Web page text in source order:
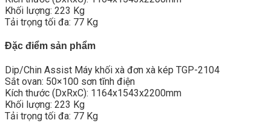
Khối lượng: 223 Kg
Tải trọng tối đa: 77 Kg
Đặc điểm sản phẩm
Dip/Chin Assist Máy khối xà đơn xà kép TGP-2104
Sắt ovan: 50×100 sơn tĩnh điện
Kích thước (DxRxC): 1164x1543x2200mm
Khối lượng: 223 Kg
Tải trọng tối đa: 77 Kg